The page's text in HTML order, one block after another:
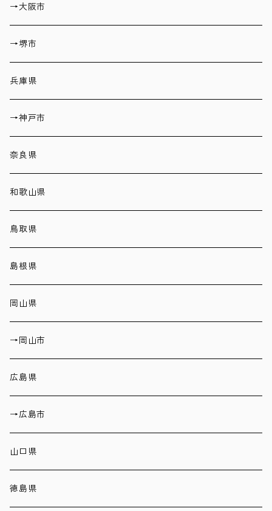
→大阪市
→堺市
兵庫県
→神戸市
奈良県
和歌山県
鳥取県
島根県
岡山県
→岡山市
広島県
→広島市
山口県
徳島県